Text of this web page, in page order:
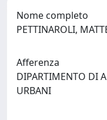
Nome completo
PETTINAROLI,
Afferenza
DIPARTIMENTO DI
URBANI